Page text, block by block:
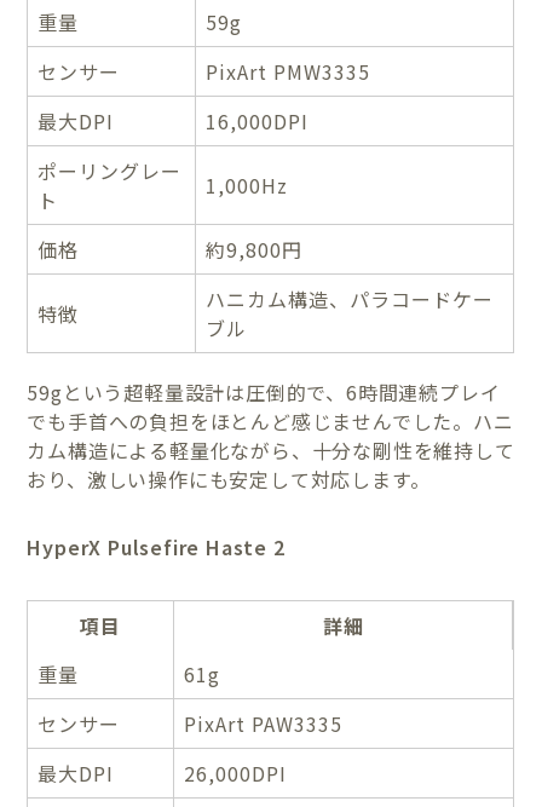
重量
59g
センサー
PixArt PMW3335
最大DPI
16,000DPI
ポーリングレー
ト
1,000Hz
価格 約9,800円
特徴
ハニカム構造、パラコードケー
ブル
59gという超軽量設計は圧倒的で、6時間連続プレイ
でも手首への負担をほとんど感じませんでした。ハニ
カム構造による軽量化ながら、十分な剛性を維持して
おり、激しい操作にも安定して対応します。
HyperX Pulsefire Haste 2
項目
詳細
重量
61g
センサー
PixArt PAW3335
最大DPI
26,000DPI